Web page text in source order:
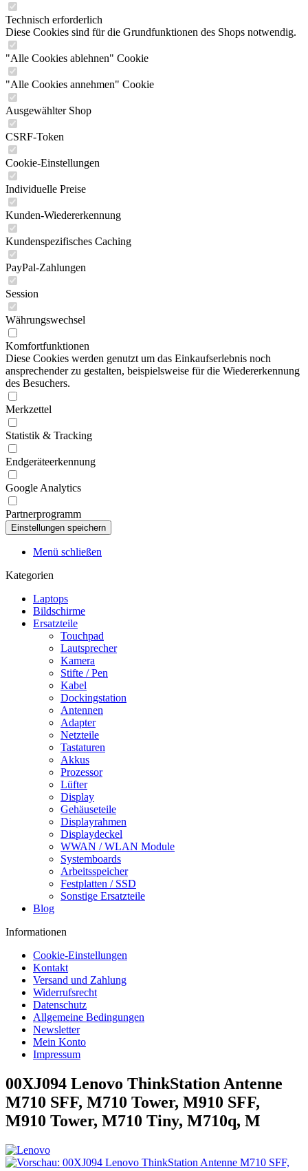
Technisch erforderlich
Diese Cookies sind für die Grundfunktionen des Shops notwendig.
"Alle Cookies ablehnen" Cookie
"Alle Cookies annehmen" Cookie
Ausgewählter Shop
CSRF-Token
Cookie-Einstellungen
Individuelle Preise
Kunden-Wiedererkennung
Kundenspezifisches Caching
PayPal-Zahlungen
Session
Währungswechsel
Komfortfunktionen
Diese Cookies werden genutzt um das Einkaufserlebnis noch
ansprechender zu gestalten, beispielsweise für die Wiedererkennung
des Besuchers.
Merkzettel
Statistik & Tracking
Endgeräteerkennung
Google Analytics
Partnerprogramm
Menü schließen
Kategorien
Laptops
Bildschirme
Ersatzteile
Touchpad
Lautsprecher
Kamera
Stifte / Pen
Kabel
Dockingstation
Antennen
Adapter
Netzteile
Tastaturen
Akkus
Prozessor
Lüfter
Display
Gehäuseteile
Displayrahmen
Displaydeckel
WWAN / WLAN Module
Systemboards
Arbeitsspeicher
Festplatten / SSD
Sonstige Ersatzteile
Blog
Informationen
Cookie-Einstellungen
Kontakt
Versand und Zahlung
Widerrufsrecht
Datenschutz
Allgemeine Bedingungen
Newsletter
Mein Konto
Impressum
00XJ094 Lenovo ThinkStation Antenne
M710 SFF, M710 Tower, M910 SFF,
M910 Tower, M710 Tiny, M710q, M